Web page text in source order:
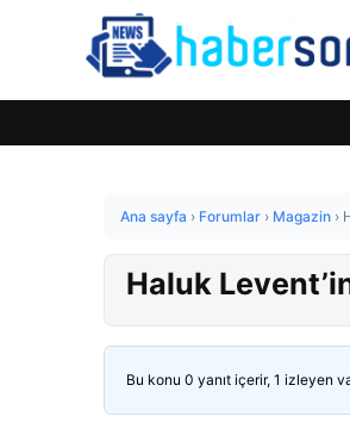
Ana sayfa › Forumlar › Magazin ›
Haluk
Bu konu 0 yanıt içerir, 1 izleyen